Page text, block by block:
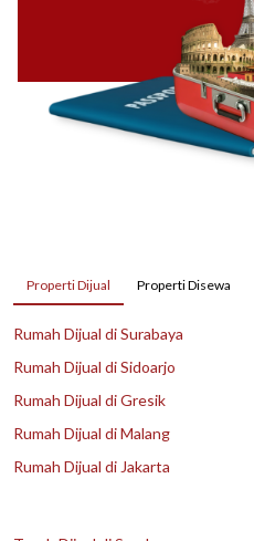
Properti Dijual Properti Disewa
Rumah Dijual di Surabaya
Rumah Dijual di Sidoarjo
Rumah Dijual di Gresik
Rumah Dijual di Malang
Rumah Dijual di Jakarta